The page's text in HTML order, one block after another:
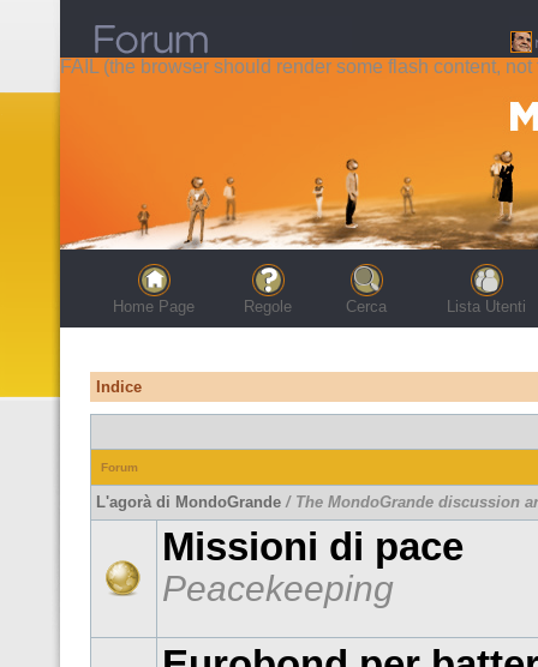
FAIL (the browser should render some flash content, not
Home Page Regole Cerca Lista Utenti
Indice
Forum
L'agorà di MondoGrande / The MondoGrande discussion
Missioni di pace
Peacekeeping